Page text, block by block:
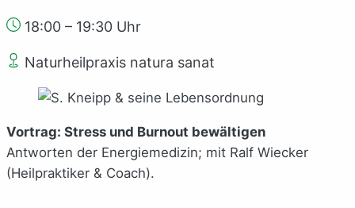
18:00 – 19:30 Uhr
Naturheilpraxis natura sanat
Vortrag: Stress und Burnout bewältigen
Antworten der Energiemedizin; mit Ralf Wiecker
(Heilpraktiker & Coach).